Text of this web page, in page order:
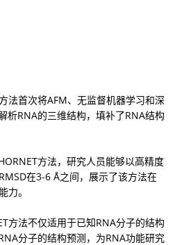
法首次将AFM、无监督机器学习和深
析RNA的三维结构，填补了RNA结构
方法，研究人员能够以高精度
在3-6 Å之间，展示了该方法在
力。
方法不仅适用于已知RNA分子的结构
分子的结构预测，为RNA功能研究